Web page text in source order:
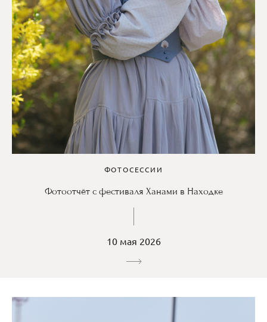
ФОТОСЕССИИ
Фотоотчёт с фестиваля Ханами в Находке
10 мая 2026